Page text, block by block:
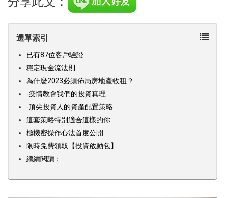
選單索引
已有87位客戶驗證
穩定現金流法則
為什麼2023必須佈局房地產收租？
-疫情教會我們的投資真理
-頂尖投資人的資產配置策略
這套策略特別適合這樣的你
極機密操作心法首度公開
限時免費領取【投資啟動包】
繼續閱讀：